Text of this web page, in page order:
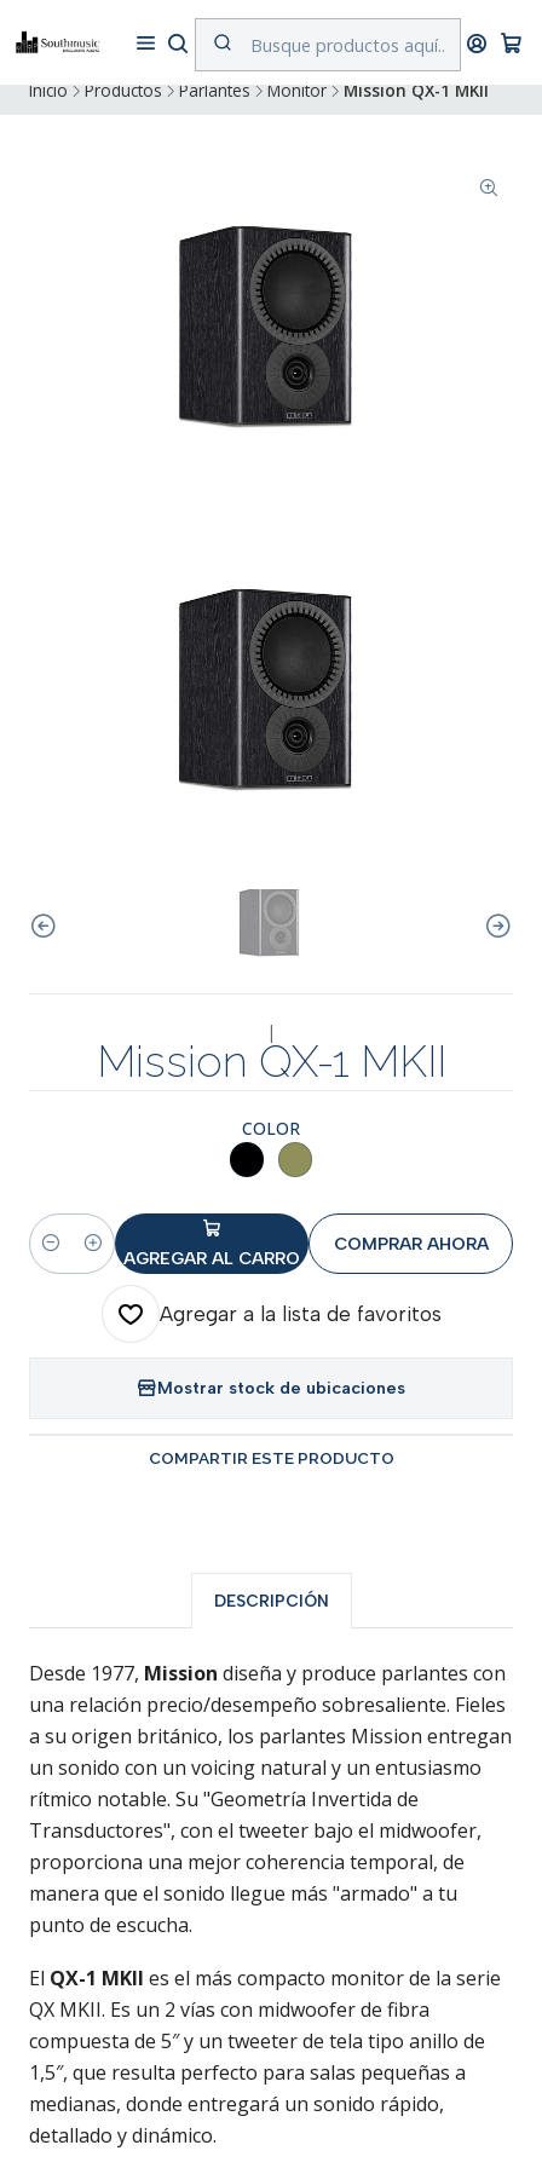
Despacho a todo Chile. Envíos gratuitos a Región Metropolitana por
compras superiores a $500.000
Inicio Productos Parlantes Monitor Mission QX-1 MKII
|
Mission QX-1 MKII
COLOR
Cantidad AGREGAR AL CARRO
COMPRAR AHORA
Agregar a la lista de favoritos
Mostrar stock de ubicaciones
COMPARTIR ESTE PRODUCTO
DESCRIPCIÓN
Desde 1977, Mission diseña y produce parlantes con
una relación precio/desempeño sobresaliente. Fieles
a su origen británico, los parlantes Mission entregan
un sonido con un voicing natural y un entusiasmo
rítmico notable. Su "Geometría Invertida de
Transductores", con el tweeter bajo el midwoofer,
proporciona una mejor coherencia temporal, de
manera que el sonido llegue más "armado" a tu
punto de escucha.
El QX-1 MKII es el más compacto monitor de la serie
QX MKII. Es un 2 vías con midwoofer de fibra
compuesta de 5″ y un tweeter de tela tipo anillo de
1,5″, que resulta perfecto para salas pequeñas a
medianas, donde entregará un sonido rápido,
detallado y dinámico.